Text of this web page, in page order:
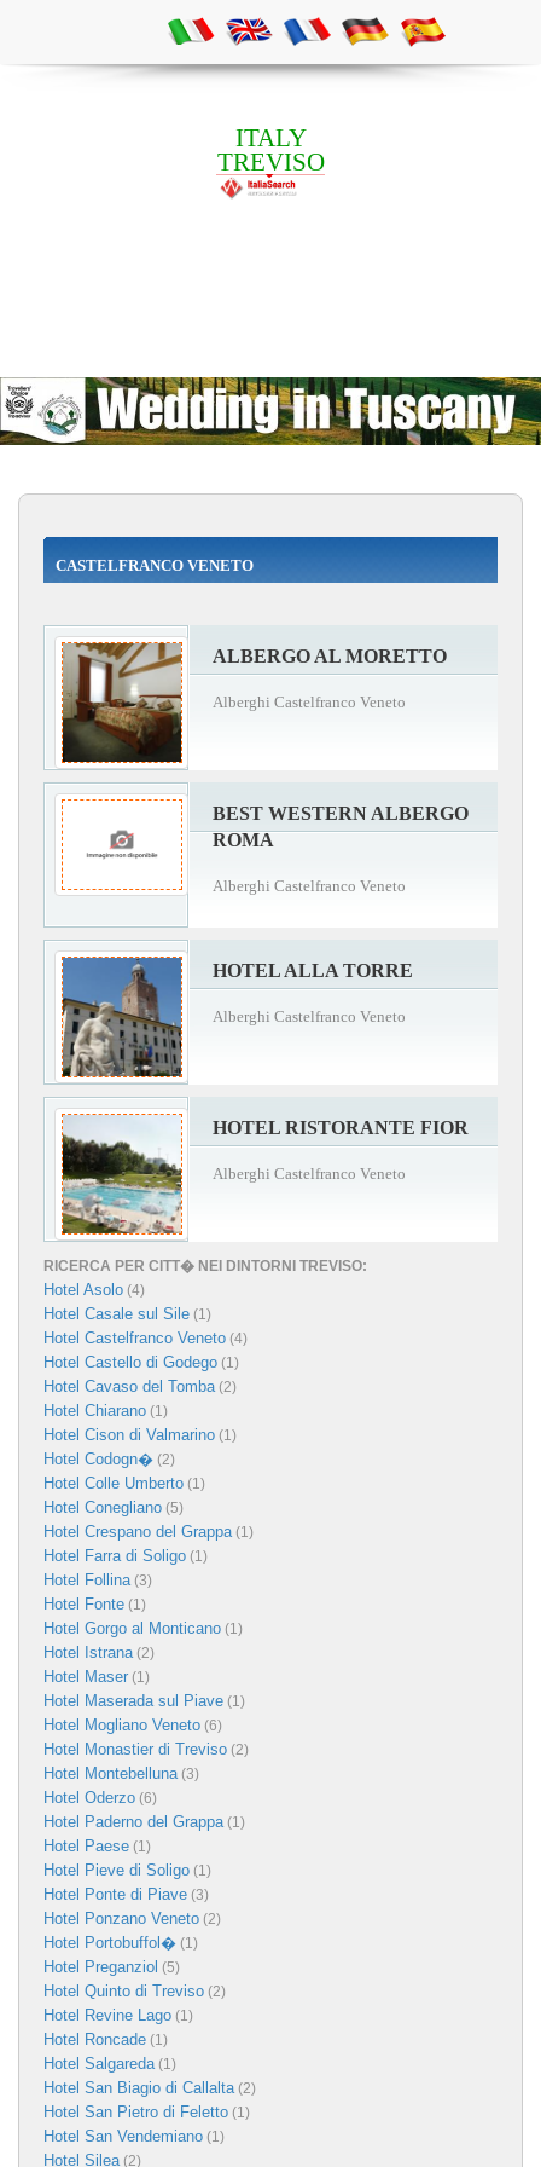
ITALY
TREVISO
CASTELFRANCO VENETO
ALBERGO AL MORETTO
Alberghi Castelfranco Veneto
BEST WESTERN ALBERGO
ROMA
Alberghi Castelfranco Veneto
HOTEL ALLA TORRE
Alberghi Castelfranco Veneto
HOTEL RISTORANTE FIOR
Alberghi Castelfranco Veneto
RICERCA PER CITT� NEI DINTORNI TREVISO:
Hotel Asolo (4)
Hotel Casale sul Sile (1)
Hotel Castelfranco Veneto (4)
Hotel Castello di Godego (1)
Hotel Cavaso del Tomba(2)
Hotel Chiarano (1)
Hotel Cison di Valmarino (1)
Hotel Codogn� (2)
Hotel Colle Umberto (1)
Hotel Conegliano (5)
Hotel Crespano del Grappa(1)
Hotel Farra di Soligo (1)
Hotel Follina(3)
Hotel Fonte (1)
Hotel Gorgo al Monticano (1)
Hotel Istrana(2)
Hotel Maser (1)
Hotel Maserada sul Piave (1)
Hotel Mogliano Veneto (6)
Hotel Monastier di Treviso (2)
Hotel Montebelluna(3)
Hotel Oderzo (6)
Hotel Paderno del Grappa(1)
Hotel Paese (1)
Hotel Pieve di Soligo (1)
Hotel Ponte di Piave (3)
Hotel Ponzano Veneto (2)
Hotel Portobuffol� (1)
Hotel Preganziol (5)
Hotel Quinto di Treviso (2)
Hotel Revine Lago (1)
Hotel Roncade (1)
Hotel Salgareda(1)
Hotel San Biagio di Callalta(2)
Hotel San Pietro di Feletto (1)
Hotel San Vendemiano (1)
Hotel Silea(2)